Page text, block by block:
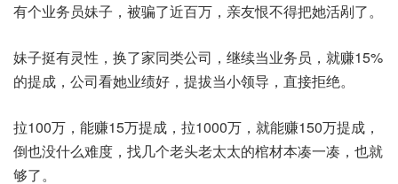
有个业务员妹子，被骗了近百万，亲友恨不得把她活剐了。
妹子挺有灵性，换了家同类公司，继续当业务员，就赚15%
的提成，公司看她业绩好，提拔当小领导，直接拒绝。
拉100万，能赚15万提成，拉1000万，就能赚150万提成，
倒也没什么难度，找几个老头老太太的棺材本凑一凑，也就
够了。